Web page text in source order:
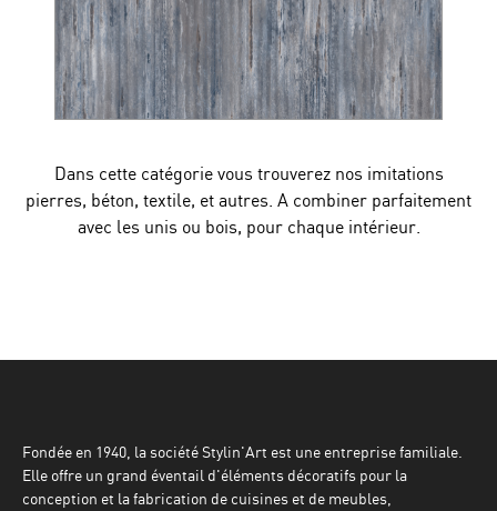
Dans cette catégorie vous trouverez nos imitations
pierres, béton, textile, et autres. A combiner parfaitement
avec les unis ou bois, pour chaque intérieur.
Fondée en 1940, la société Stylin'Art est une entreprise familiale.
Elle offre un grand éventail d'éléments décoratifs pour la
conception et la fabrication de cuisines et de meubles,